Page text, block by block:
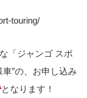
ヘビーウェイ
ーツ が標準で
だけの限定車で
touring/
「ジャンゴ スポ
”の、お申し込み
となります！